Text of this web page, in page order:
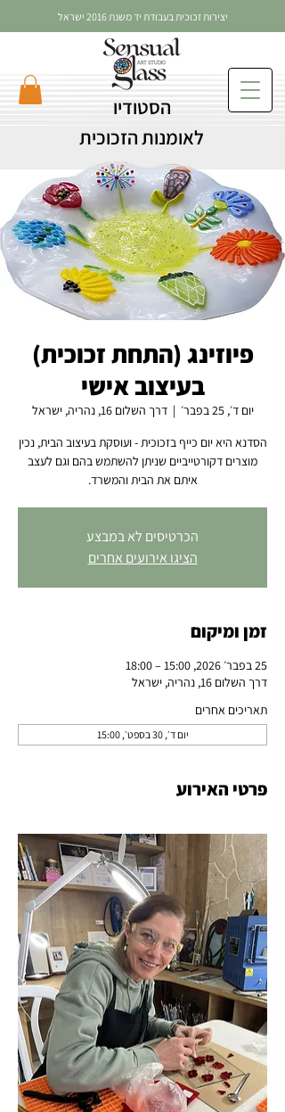
הסטודיו
לאומנות הזכוכית
יצירות זכוכית בעבודת יד משנת 2016 ישראל
פיוזינג (התחת זכוכית)
בעיצוב אישי
יום ד׳, 25 בפבר׳
  |
דרך השלום 16, נהריה, ישראל
הסדנא היא יום כייף בזכוכית - ועוסקת בעיצוב הבית, נכין
מוצרים דקורטייביים שניתן להשתמש בהם וגם לעצב
איתם את הבית והמשרד.
הכרטיסים לא במבצע
הציגו אירועים אחרים
זמן ומיקום
25 בפבר׳ 2026, 15:00 – 18:00
דרך השלום 16, נהריה, ישראל
תאריכים אחרים
יום ד׳, 30 בספט׳, 15:00
פרטי האירוע